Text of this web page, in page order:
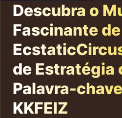
Descubra o
Fascinante de
de Estratégia
Palavra-
KKFEIZ